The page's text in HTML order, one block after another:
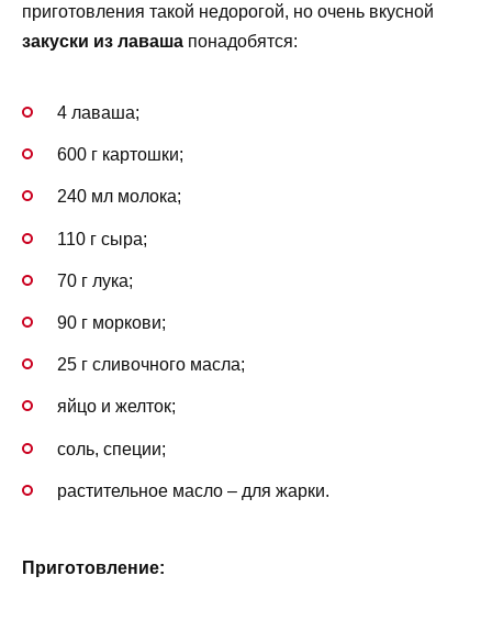
приготовления такой недорогой, но очень вкусной
закуски из лаваша понадобятся:
4 лаваша;
600 г картошки;
240 мл молока;
110 г сыра;
70 г лука;
90 г моркови;
25 г сливочного масла;
яйцо и желток;
соль, специи;
растительное масло – для жарки.
Приготовление: